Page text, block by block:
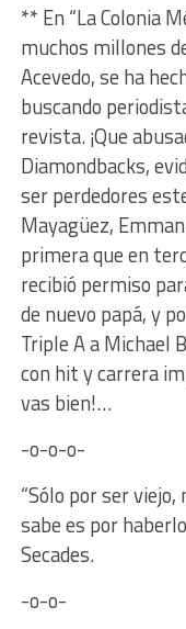
** En “La Colonia
muchos millones
Acevedo, se ha
buscando
revista. ¡Que
Diamondbacks,
ser perdedores
Mayagüez,
primera que en
recibió permiso
de nuevo papá, y
Triple A a Michael
con hit y carrera
vas bien!…
-o-o-o-
“Sólo por ser viejo,
sabe es por
Secades.
-o-o-